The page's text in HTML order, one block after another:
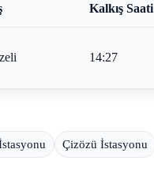
Kalkış Saati
14:27
Çizözü İstasyonu